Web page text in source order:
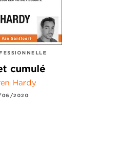
cumulé
Hardy
06/2020